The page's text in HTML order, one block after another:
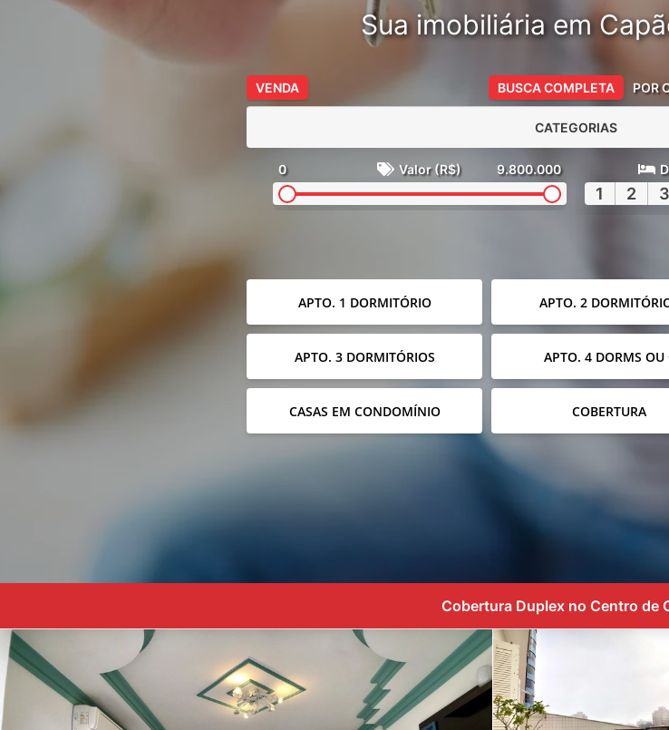
Sua imobiliária em
VENDA BUSCA COMPLETA POR
CATEGORIAS
0 Valor (R$) 9.800.000
1 2 3
APTO. 1 DORMITÓRIO APTO. 2
APTO. 3 DORMITÓRIOS APTO. 4 DORMS OU
CASAS EM CONDOMÍNIO COBERTURA
Cobertura Duplex no Centro de